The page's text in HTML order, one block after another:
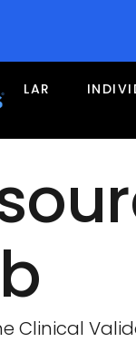
LAR
Clinical